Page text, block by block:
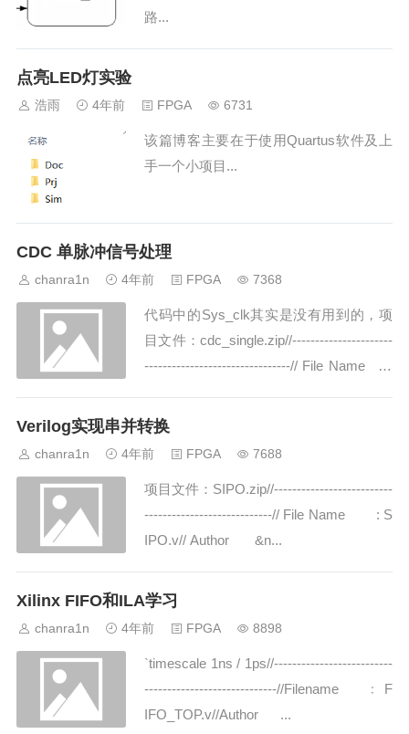
路...
点亮LED灯实验
浩雨 4年前 FPGA 6731
该篇博客主要在于使用Quartus软件及上
手一个小项目...
CDC 单脉冲信号处理
chanra1n 4年前 FPGA 7368
代码中的Sys_clk其实是没有用到的，项
目文件：cdc_single.zip//----------------------
--------------------------------// File Name
Verilog实现串并转换
chanra1n 4年前 FPGA 7688
项目文件：SIPO.zip//--------------------------
----------------------------// File Name : S
IPO.v// Author &n...
Xilinx FIFO和ILA学习
chanra1n 4年前 FPGA 8898
`timescale 1ns / 1ps//--------------------------
-----------------------------//Filename ﹕ F
IFO_TOP.v//Author ...